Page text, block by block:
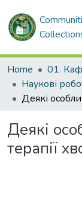
Home 01.
Деякі
терапії